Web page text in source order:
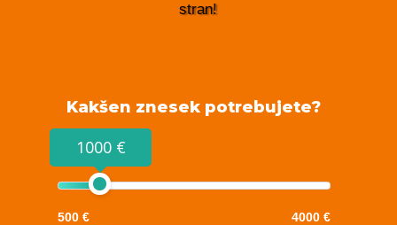
stran!
Kakšen znesek potrebujete?
1000 €
500 € 4000 €